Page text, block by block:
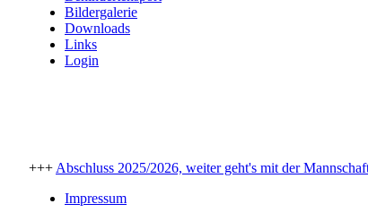
Bildergalerie
Downloads
Links
Login
+++ Abschluss 2025/2026, weiter geht's mit der
Impressum